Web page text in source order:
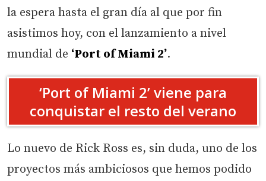
la espera hasta el gran día al que por fin
asistimos hoy, con el lanzamiento a nivel
mundial de ‘Port of Miami 2’.
‘Port of Miami 2’ viene para
conquistar el resto del verano
Lo nuevo de Rick Ross es, sin duda, uno de los
proyectos más ambiciosos que hemos podido